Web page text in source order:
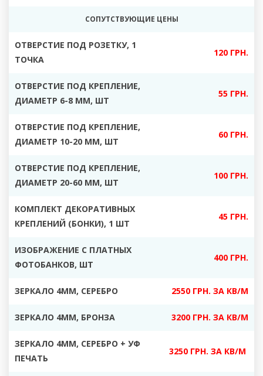
СОПУТСТВУЮЩИЕ ЦЕНЫ
ОТВЕРСТИЕ ПОД РОЗЕТКУ, 1
ТОЧКА
120 ГРН.
ОТВЕРСТИЕ ПОД КРЕПЛЕНИЕ,
ДИАМЕТР 6-8 ММ, ШТ
55 ГРН.
ОТВЕРСТИЕ ПОД КРЕПЛЕНИЕ,
ДИАМЕТР 10-20 ММ, ШТ
60 ГРН.
ОТВЕРСТИЕ ПОД КРЕПЛЕНИЕ,
ДИАМЕТР 20-60 ММ, ШТ
100 ГРН.
КОМПЛЕКТ ДЕКОРАТИВНЫХ
КРЕПЛЕНИЙ (БОНКИ), 1 ШТ
45 ГРН.
ИЗОБРАЖЕНИЕ С ПЛАТНЫХ
ФОТОБАНКОВ, ШТ
400 ГРН.
ЗЕРКАЛО 4ММ, СЕРЕБРО 2550 ГРН. ЗА КВ/М
ЗЕРКАЛО 4ММ, БРОНЗА 3200 ГРН. ЗА КВ/М
ЗЕРКАЛО 4ММ, СЕРЕБРО + УФ
ПЕЧАТЬ
3250 ГРН. ЗА КВ/М